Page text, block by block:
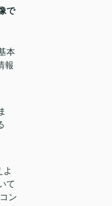
で
本
報
て
ン